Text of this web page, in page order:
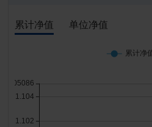
累计净值 单位净值